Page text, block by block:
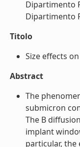
Dipartimento
Dipartimento
Titolo
Size effects
Abstract
The
submicron
The B
implant
particular,